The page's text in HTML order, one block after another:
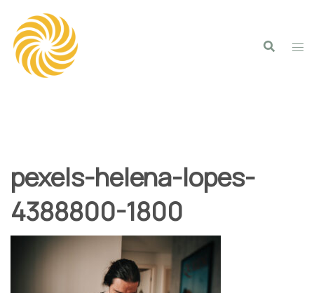
naar
inhoud
pexels-helena-lopes-
4388800-1800